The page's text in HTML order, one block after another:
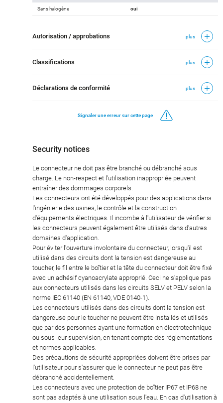
Sans halogène oui
Autorisation / approbations plus
Classifications plus
Déclarations de conformité plus
Signaler une erreur sur cette page
Security notices
Le connecteur ne doit pas être branché ou débranché sous
charge. Le non-respect et l'utilisation inappropriée peuvent
entraîner des dommages corporels.
Les connecteurs ont été développés pour des applications dans
l'ingénierie des usines, le contrôle et la construction
d'équipements électriques. Il incombe à l'utilisateur de vérifier si
les connecteurs peuvent également être utilisés dans d'autres
domaines d'application.
Pour éviter l'ouverture involontaire du connecteur, lorsqu'il est
utilisé dans des circuits dont la tension est dangereuse au
toucher, le fil entre le boîtier et la tête du connecteur doit être fixé
avec un adhésif cyanoacrylate approprié. Ceci ne s'applique pas
aux connecteurs utilisés dans les circuits SELV et PELV selon la
norme IEC 61140 (EN 61140, VDE 0140-1).
Les connecteurs utilisés dans des circuits dont la tension est
dangereuse pour le toucher ne peuvent être installés et utilisés
que par des personnes ayant une formation en électrotechnique
ou sous leur supervision, en tenant compte des réglementations
et normes applicables.
Des précautions de sécurité appropriées doivent être prises par
l'utilisateur pour s'assurer que le connecteur ne peut pas être
débranché accidentellement.
Les connecteurs avec une protection de boîtier IP67 et IP68 ne
sont pas adaptés à une utilisation sous l'eau. En cas d'utilisation à